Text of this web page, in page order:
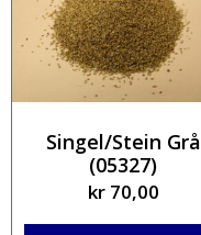
Singel/Stein Grå
(05327)
kr70,00